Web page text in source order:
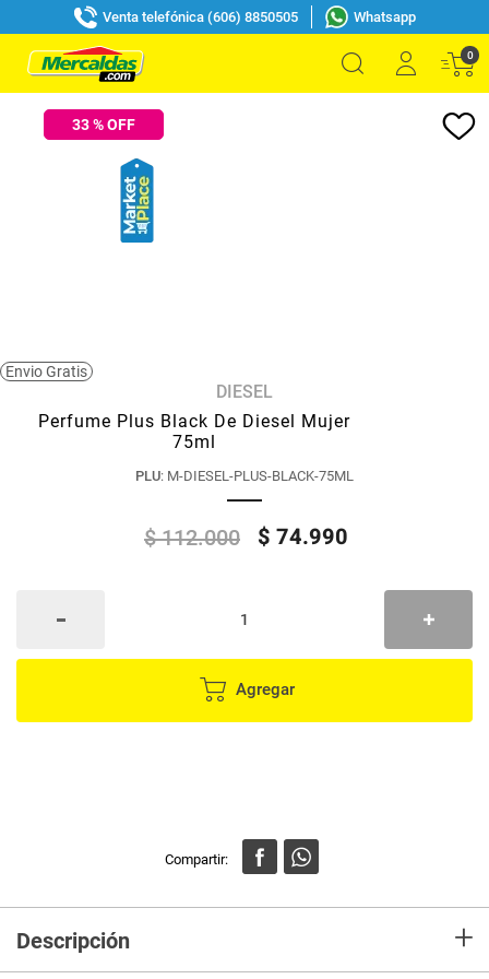
Venta telefónica (606) 8850505 Whatsapp
0
33% OFF
Envio Gratis
DIESEL
Perfume Plus Black De Diesel Mujer
75ml
PLU: M-DIESEL-PLUS-BLACK-75ML
$ 112.000 $ 74.990
Agregar
Descripción +